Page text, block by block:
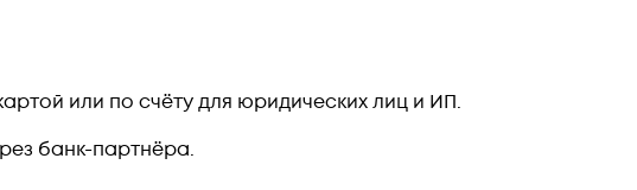
или по счёту для юридических лиц и ИП.
банк-партнёра.